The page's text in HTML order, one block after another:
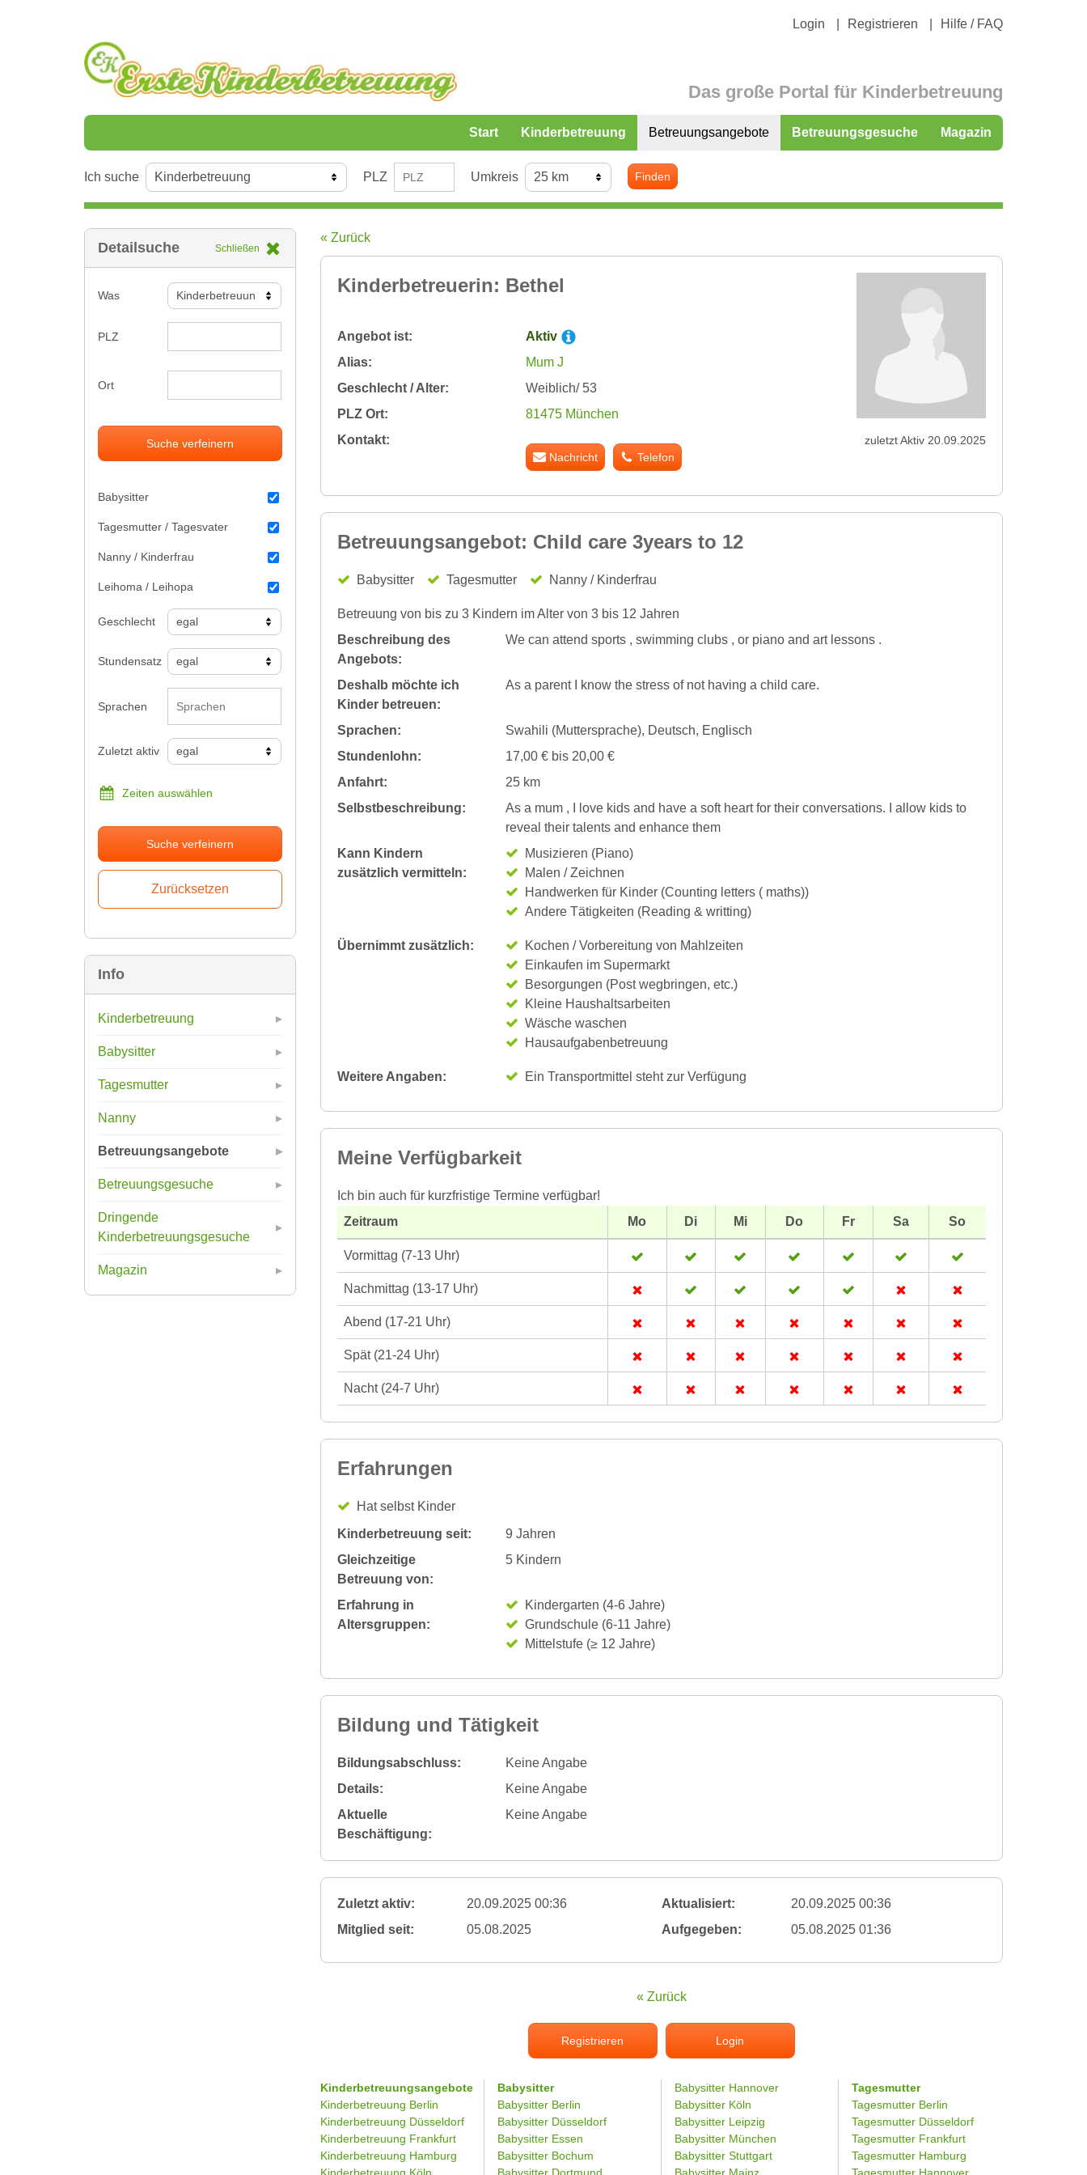
Login Registrieren Hilfe / FAQ
Das große Portal für Kinderbetreuung
Start Kinderbetreuung Betreuungsangebote Betreuungsgesuche Magazin
Ich suche PLZ Umkreis Finden
Detailsuche Schließen
Was
PLZ
Ort
Suche verfeinern
Babysitter
Tagesmutter / Tagesvater
Nanny / Kinderfrau
Leihoma / Leihopa
Geschlecht
Stundensatz
Sprachen
Zuletzt aktiv
Zeiten auswählen
Suche verfeinern
Info
Kinderbetreuung
Babysitter
Tagesmutter
Nanny
Betreuungsangebote
Betreuungsgesuche
Dringende
Kinderbetreuungsgesuche
Magazin
« Zurück
Kinderbetreuerin: Bethel
Angebot ist:
Aktiv
Alias:
Mum J
Geschlecht / Alter:
Weiblich/ 53
PLZ Ort:
81475 München
Kontakt:
Nachricht Telefon
zuletzt Aktiv 20.09.2025
Betreuungsangebot: Child care 3years to 12
Babysitter Tagesmutter Nanny / Kinderfrau
Betreuung von bis zu 3 Kindern im Alter von 3 bis 12 Jahren
Beschreibung des
Angebots:
We can attend sports , swimming clubs , or piano and art lessons .
Deshalb möchte ich
Kinder betreuen:
As a parent I know the stress of not having a child care.
Sprachen:
Swahili (Muttersprache), Deutsch, Englisch
Stundenlohn:
17,00 € bis 20,00 €
Anfahrt:
25 km
Selbstbeschreibung:
As a mum , I love kids and have a soft heart for their conversations. I allow kids to
reveal their talents and enhance them
Kann Kindern
zusätzlich vermitteln:
Musizieren (Piano)
Malen / Zeichnen
Handwerken für Kinder (Counting letters ( maths))
Andere Tätigkeiten (Reading & writting)
Übernimmt zusätzlich:
Kochen / Vorbereitung von Mahlzeiten
Einkaufen im Supermarkt
Besorgungen (Post wegbringen, etc.)
Kleine Haushaltsarbeiten
Wäsche waschen
Hausaufgabenbetreuung
Weitere Angaben: Ein Transportmittel steht zur Verfügung
Meine Verfügbarkeit
Ich bin auch für kurzfristige Termine verfügbar!
Zeitraum
Mo Di Mi Do Fr Sa So
Vormittag (7-13 Uhr)
Nachmittag (13-17 Uhr)
Abend (17-21 Uhr)
Spät (21-24 Uhr)
Nacht (24-7 Uhr)
Erfahrungen
Hat selbst Kinder
Kinderbetreuung seit:
9 Jahren
Gleichzeitige
Betreuung von:
5 Kindern
Erfahrung in
Altersgruppen:
Kindergarten (4-6 Jahre)
Grundschule (6-11 Jahre)
Mittelstufe (≥ 12 Jahre)
Bildung und Tätigkeit
Bildungsabschluss:
Keine Angabe
Details:
Keine Angabe
Aktuelle
Beschäftigung:
Keine Angabe
Zuletzt aktiv: 20.09.2025 00:36 Aktualisiert:
20.09.2025 00:36
Mitglied seit:
05.08.2025 Aufgegeben: 05.08.2025 01:36
« Zurück
Registrieren Login
Kinderbetreuungsangebote
Kinderbetreuung Berlin
Kinderbetreuung Düsseldorf
Kinderbetreuung Frankfurt
Kinderbetreuung Hamburg
Babysitter
Babysitter Berlin
Babysitter Düsseldorf
Babysitter Essen
Babysitter Bochum
Babysitter Hannover
Babysitter Köln
Babysitter Leipzig
Babysitter München
Babysitter Stuttgart
Tagesmutter
Tagesmutter Berlin
Tagesmutter Düsseldorf
Tagesmutter Frankfurt
Tagesmutter Hamburg